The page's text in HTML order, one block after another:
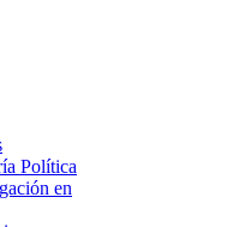
Política
en